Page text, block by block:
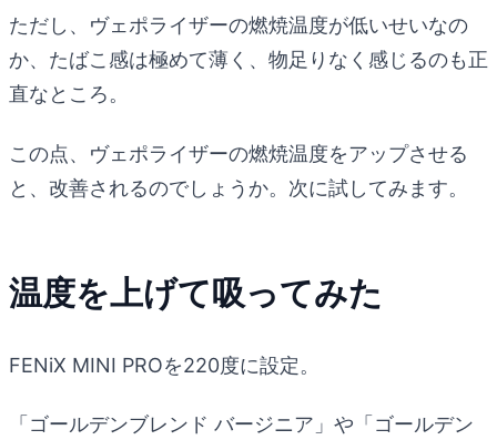
ただし、ヴェポライザーの燃焼温度が低いせいなの
か、たばこ感は極めて薄く、物足りなく感じるのも正
直なところ。
この点、ヴェポライザーの燃焼温度をアップさせる
と、改善されるのでしょうか。次に試してみます。
温度を上げて吸ってみた
FENiX MINI PROを220度に設定。
「ゴールデンブレンド バージニア」や「ゴールデン